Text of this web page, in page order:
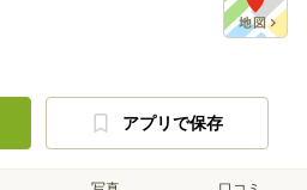
アプリで保存